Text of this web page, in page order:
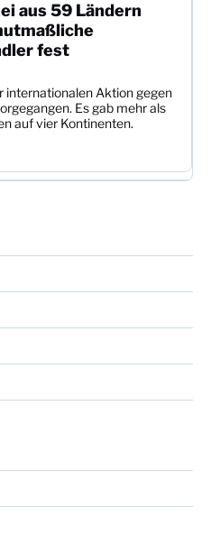
aus 59 Ländern
fest
internationalen Aktion gegen
Es gab mehr als
auf vier Kontinenten.